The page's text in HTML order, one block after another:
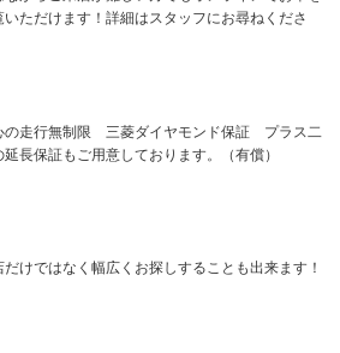
いただけます！詳細はスタッフにお尋ねくださ
の走行無制限 三菱ダイヤモンド保証 プラス二
延長保証もご用意しております。（有償）
だけではなく幅広くお探しすることも出来ます！